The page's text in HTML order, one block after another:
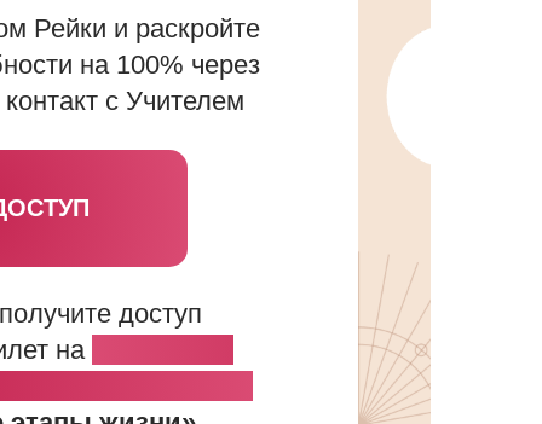
доступ
на
Рейки и раскройте
на 100% через
с Учителем